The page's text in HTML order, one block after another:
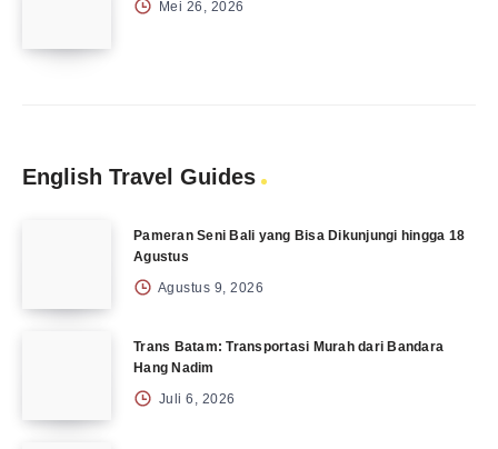
Mei 26, 2026
English Travel Guides
Pameran Seni Bali yang Bisa Dikunjungi hingga 18
Agustus
Agustus 9, 2026
Trans Batam: Transportasi Murah dari Bandara
Hang Nadim
Juli 6, 2026